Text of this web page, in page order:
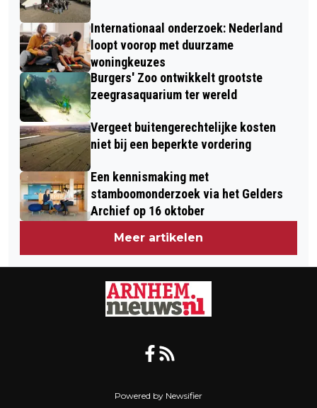
VAN GAZPROM NAAR ENECO
Internationaal onderzoek: Nederland
loopt voorop met duurzame
woningkeuzes
Burgers' Zoo ontwikkelt grootste
zeegrasaquarium ter wereld
Vergeet buitengerechtelijke kosten
niet bij een beperkte vordering
Een kennismaking met
stamboomonderzoek via het Gelders
Archief op 16 oktober
Meer artikelen
Powered by Newsifier